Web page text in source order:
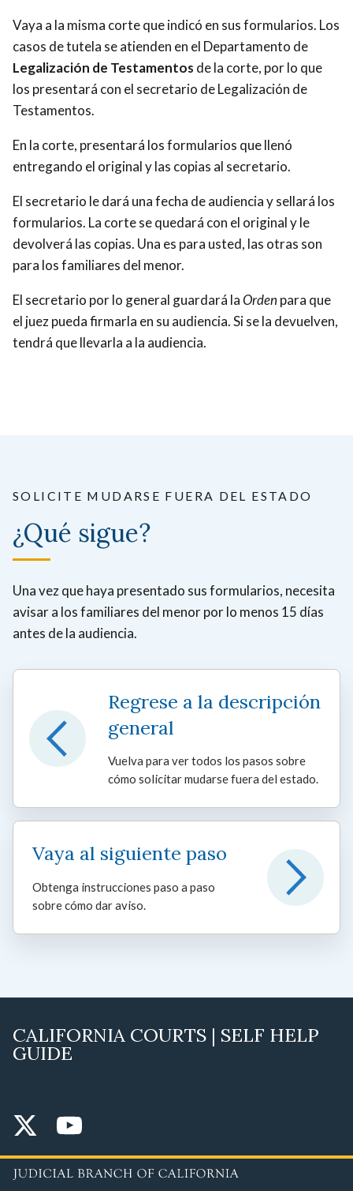
Vaya a la misma corte que indicó en sus formularios. Los
casos de tutela se atienden en el Departamento de
Legalización de Testamentos de la corte, por lo que
los presentará con el secretario de Legalización de
Testamentos.
En la corte, presentará los formularios que llenó
entregando el original y las copias al secretario.
El secretario le dará una fecha de audiencia y sellará los
formularios. La corte se quedará con el original y le
devolverá las copias. Una es para usted, las otras son
para los familiares del menor.
El secretario por lo general guardará laOrden para que
el juez pueda firmarla en su audiencia. Si se la devuelven,
tendrá que llevarla a la audiencia.
SOLICITE MUDARSE FUERA DEL ESTADO
¿Qué sigue?
Una vez que haya presentado sus formularios, necesita
avisar a los familiares del menor por lo menos 15 días
antes de la audiencia.
Regrese a la descripción
general
Vuelva para ver todos los pasos sobre
cómo solicitar mudarse fuera del estado.
Vaya al siguiente paso
Obtenga instrucciones paso a paso
sobre cómo dar aviso.
CALIFORNIA COURTS | SELF HELP
GUIDE